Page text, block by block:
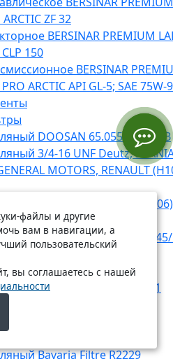
ZF 32
BERSINAR PREMIUM
150
BERSINAR
PRO ARCTIC API GL-5; SAE 75W-
DOOSAN 65.05510-5020B
3/4-16 UNF Deutz,
MOTORS, RENAULT
RENAULT, MB
Bavaria Filtre R2225
MANN-FILTER WD 13
MANN-FILTER W 1223
Bavaria Filtre O7022
MANN-FILTER W 920/21
Bavaria Filtre R2204
Bavaria Filtre R2229
файлы и другие
вам в навигации, а
пользовательский
вы соглашаетесь с нашей